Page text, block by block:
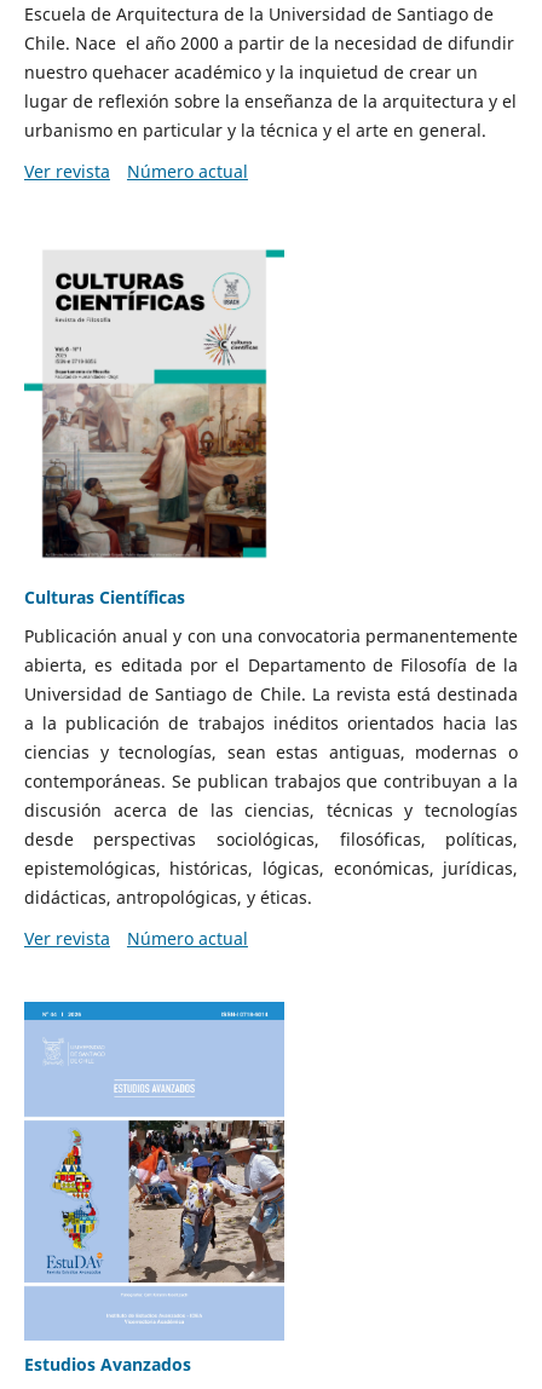
Escuela de Arquitectura de la Universidad de Santiago de
Chile. Nace el año 2000 a partir de la necesidad de difundir
nuestro quehacer académico y la inquietud de crear un
lugar de reflexión sobre la enseñanza de la arquitectura y el
urbanismo en particular y la técnica y el arte en general.
Ver revista
Número actual
Culturas Científicas
Publicación anual y con una convocatoria permanentemente
abierta, es editada por el Departamento de Filosofía de la
Universidad de Santiago de Chile. La revista está destinada
a la publicación de trabajos inéditos orientados hacia las
ciencias y tecnologías, sean estas antiguas, modernas o
contemporáneas. Se publican trabajos que contribuyan a la
discusión acerca de las ciencias, técnicas y tecnologías
desde perspectivas sociológicas, filosóficas, políticas,
epistemológicas, históricas, lógicas, económicas, jurídicas,
didácticas, antropológicas, y éticas.
Ver revista
Número actual
Estudios Avanzados